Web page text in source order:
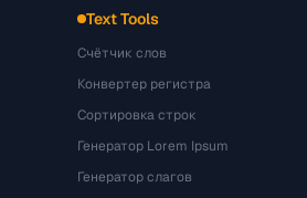
Text Tools
Счётчик слов
Конвертер регистра
Сортировка строк
Генератор Lorem Ipsum
Генератор слагов